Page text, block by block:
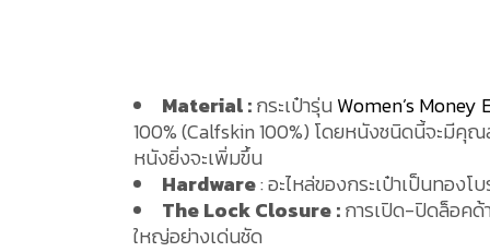
Material :กระเป๋ารุ่นWomen’s Money
100% (Calfskin 100%) โดยหนังชนิดนี้จะมีคุ
หนังยิ่งจะเพิ่มขึ้น
Hardware: อะไหล่ของกระเป๋าเป็นทอง
The Lock Closure :การเปิด-ปิดล็อค
ใหญ่อย่างเด่นชัด